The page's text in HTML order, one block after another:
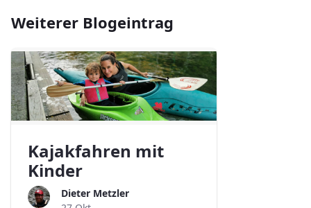
Weiterer Blogeintrag
Kajakfahren mit
Kinder
Dieter Metzler